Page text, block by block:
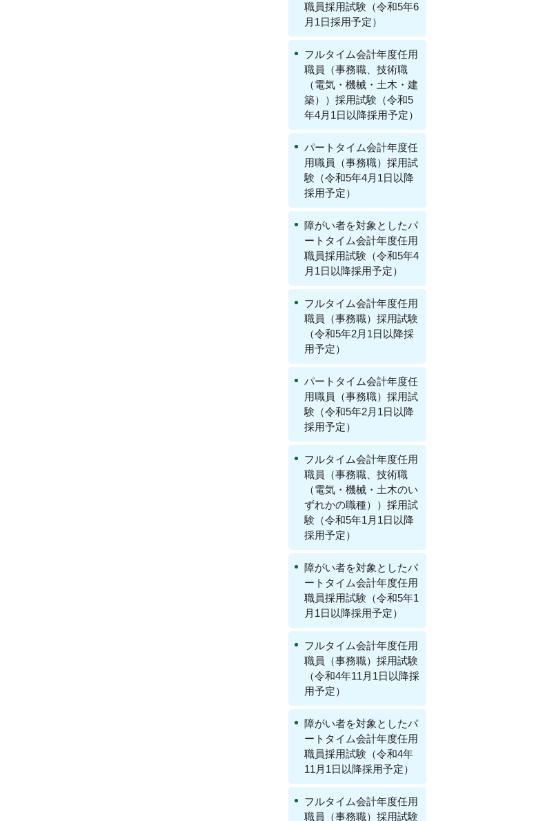
職員採用試験（令和5年6
月1日採用予定）
フルタイム会計年度任用
職員（事務職、技術職
（電気・機械・土木・建
築））採用試験（令和5
年4月1日以降採用予定）
パートタイム会計年度任
用職員（事務職）採用試
験（令和5年4月1日以降
採用予定）
障がい者を対象としたパ
ートタイム会計年度任用
職員採用試験（令和5年4
月1日以降採用予定）
フルタイム会計年度任用
職員（事務職）採用試験
（令和5年2月1日以降採
用予定）
パートタイム会計年度任
用職員（事務職）採用試
験（令和5年2月1日以降
採用予定）
フルタイム会計年度任用
職員（事務職、技術職
（電気・機械・土木のい
ずれかの職種））採用試
験（令和5年1月1日以降
採用予定）
障がい者を対象としたパ
ートタイム会計年度任用
職員採用試験（令和5年1
月1日以降採用予定）
フルタイム会計年度任用
職員（事務職）採用試験
（令和4年11月1日以降採
用予定）
障がい者を対象としたパ
ートタイム会計年度任用
職員採用試験（令和4年
11月1日以降採用予定）
フルタイム会計年度任用
職員（事務職）採用試験